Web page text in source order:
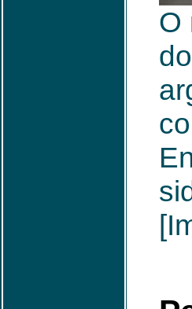
O